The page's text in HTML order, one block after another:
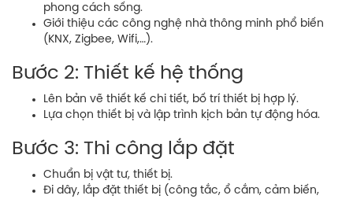
phong cách sống.
Giới thiệu các công nghệ nhà thông minh phổ biến
(KNX, Zigbee, Wifi,…).
Bước 2: Thiết kế hệ thống
Lên bản vẽ thiết kế chi tiết, bố trí thiết bị hợp lý.
Lựa chọn thiết bị và lập trình kịch bản tự động hóa.
Bước 3: Thi công lắp đặt
Chuẩn bị vật tư, thiết bị.
Đi dây, lắp đặt thiết bị (công tắc, ổ cắm, cảm biến,